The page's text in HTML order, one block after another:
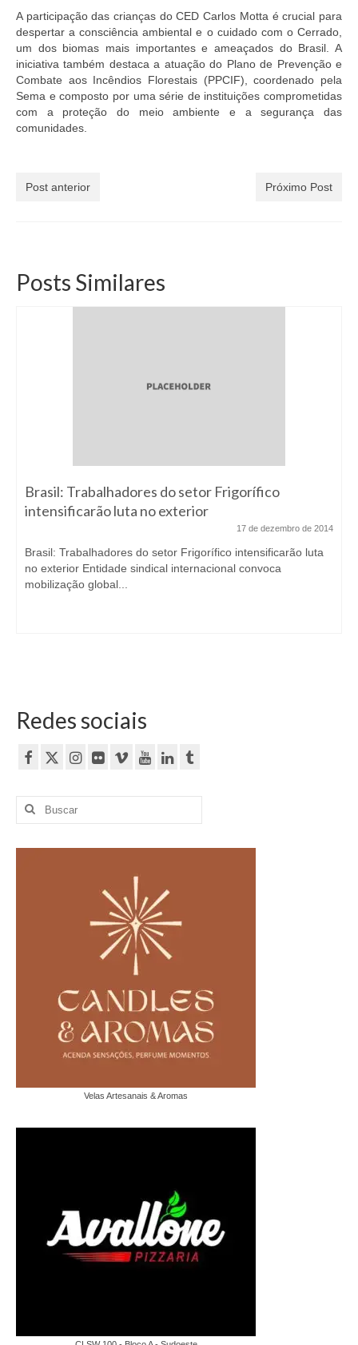
A participação das crianças do CED Carlos Motta é crucial para
despertar a consciência ambiental e o cuidado com o Cerrado,
um dos biomas mais importantes e ameaçados do Brasil. A
iniciativa também destaca a atuação do Plano de Prevenção e
Combate aos Incêndios Florestais (PPCIF), coordenado pela
Sema e composto por uma série de instituições comprometidas
com a proteção do meio ambiente e a segurança das
comunidades.
Post anterior Próximo Post
Posts Similares
Brasil: Trabalhadores do setor Frigorífico
intensificarão luta no exterior
17 de dezembro de 2014
Brasil: Trabalhadores do setor Frigorífico intensificarão luta
no exterior Entidade sindical internacional convoca
mobilização global...
Redes sociais
Buscar
Velas Artesanais & Aromas